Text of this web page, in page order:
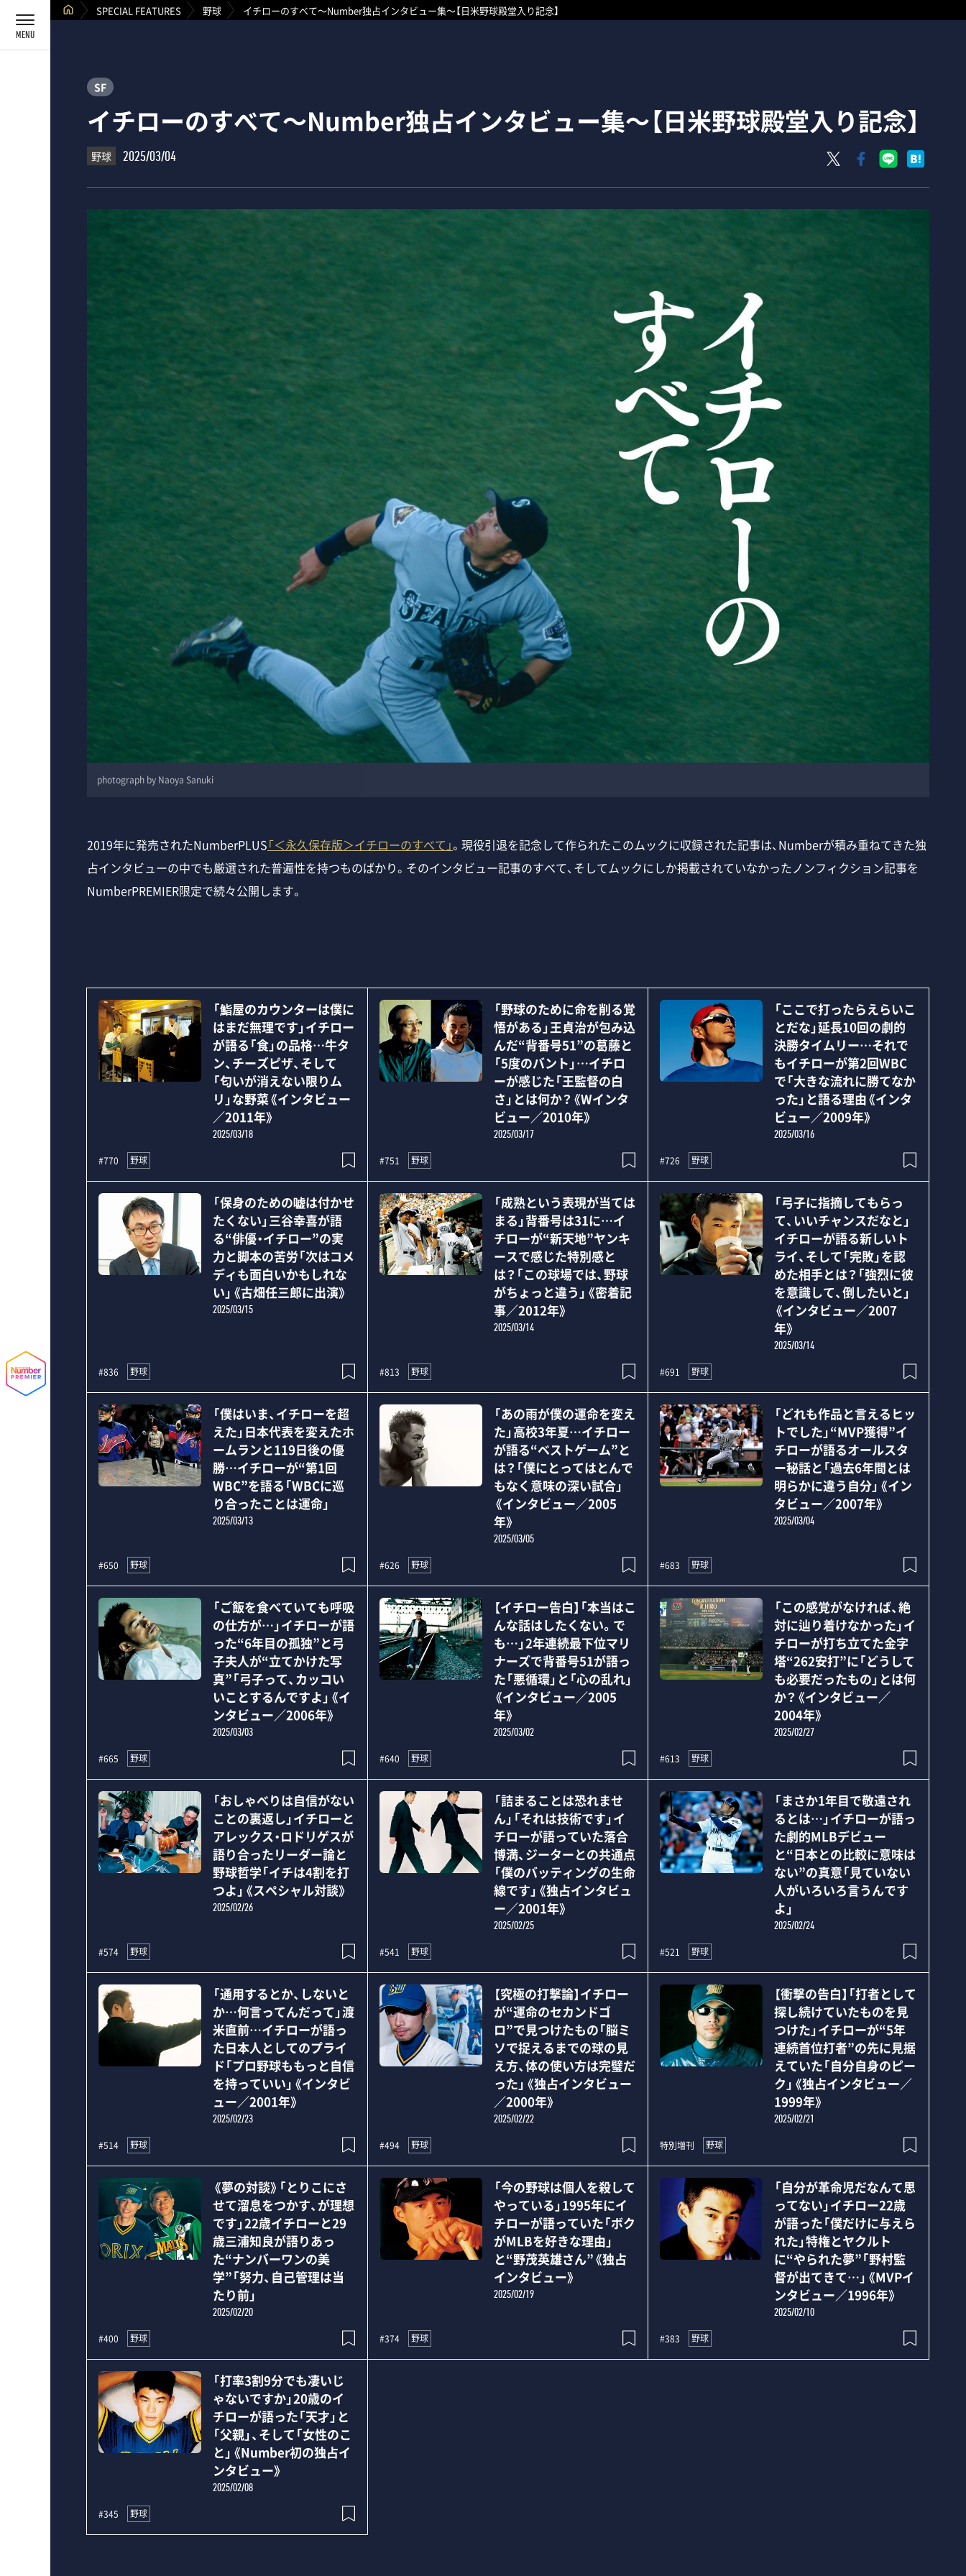
SPECIAL FEATURES 野球 イチローのすべて～Number独占インタビュー集～【日米野球殿堂入り記念】
SF
イチローのすべて～Number独占インタビュー集～【日米野球殿堂入り記念】
野球 2025/03/04
photograph by Naoya Sanuki
2019年に発売されたNumberPLUS「＜永久保存版＞イチローのすべて」。現役引退を記念して作られたこのムックに収録された記事は、Numberが積み重ねてきた独
占インタビューの中でも厳選された普遍性を持つものばかり。そのインタビュー記事のすべて、そしてムックにしか掲載されていなかったノンフィクション記事を
NumberPREMIER限定で続々公開します。
「鮨屋のカウンターは僕に
はまだ無理です」イチロー
が語る「食」の品格…牛タ
ン、チーズピザ、そして
「匂いが消えない限りム
リ」な野菜《インタビュー
／2011年》
2025/03/18
#770 野球
「野球のために命を削る覚
悟がある」王貞治が包み込
んだ“背番号51”の葛藤と
「5度のバント」…イチロ
ーが感じた「王監督の白
さ」とは何か？《Wインタ
ビュー／2010年》
2025/03/17
#751 野球
「ここで打ったらえらいこ
とだな」延長10回の劇的
決勝タイムリー…それで
もイチローが第2回WBC
で「大きな流れに勝てなか
った」と語る理由《インタ
ビュー／2009年》
2025/03/16
#726 野球
「保身のための嘘は付かせ
たくない」三谷幸喜が語
る“俳優・イチロー”の実
力と脚本の苦労「次はコメ
ディも面白いかもしれな
い」《古畑任三郎に出演》
2025/03/15
#836 野球
「成熟という表現が当ては
まる」背番号は31に…イ
チローが“新天地”ヤンキ
ースで感じた特別感と
は？「この球場では、野球
がちょっと違う」《密着記
事／2012年》
2025/03/14
#813 野球
「弓子に指摘してもらっ
て、いいチャンスだなと」
イチローが語る新しいト
ライ、そして「完敗」を認
めた相手とは？「強烈に彼
を意識して、倒したいと」
《インタビュー／2007
年》
2025/03/14
#691 野球
「僕はいま、イチローを超
えた」日本代表を変えたホ
ームランと119日後の優
勝…イチローが“第1回
WBC”を語る「WBCに巡
り合ったことは運命」
2025/03/13
#650 野球
「あの雨が僕の運命を変え
た」高校3年夏…イチロー
が語る“ベストゲーム”と
は？「僕にとってはとんで
もなく意味の深い試合」
《インタビュー／2005
年》
2025/03/05
#626 野球
「どれも作品と言えるヒッ
トでした」“MVP獲得”イ
チローが語るオールスタ
ー秘話と「過去6年間とは
明らかに違う自分」《イン
タビュー／2007年》
2025/03/04
#683 野球
「ご飯を食べていても呼吸
の仕方が…」イチローが語
った“6年目の孤独”と弓
子夫人が“立てかけた写
真”「弓子って、カッコい
いことするんですよ」《イ
ンタビュー／2006年》
2025/03/03
#665 野球
【イチロー告白】「本当はこ
んな話はしたくない。で
も…」2年連続最下位マリ
ナーズで背番号51が語っ
た「悪循環」と「心の乱れ」
《インタビュー／2005
年》
2025/03/02
#640 野球
「この感覚がなければ、絶
対に辿り着けなかった」イ
チローが打ち立てた金字
塔“262安打”に「どうして
も必要だったもの」とは何
か？《インタビュー／
2004年》
2025/02/27
#613 野球
「おしゃべりは自信がない
ことの裏返し」イチローと
アレックス・ロドリゲスが
語り合ったリーダー論と
野球哲学「イチは4割を打
つよ」《スペシャル対談》
2025/02/26
#574 野球
「詰まることは恐れませ
ん」「それは技術です」イ
チローが語っていた落合
博満、ジーターとの共通点
「僕のバッティングの生命
線です」《独占インタビュ
ー／2001年》
2025/02/25
#541 野球
「まさか1年目で敬遠され
るとは…」イチローが語っ
た劇的MLBデビュー
と“日本との比較に意味は
ない”の真意「見ていない
人がいろいろ言うんです
よ」
2025/02/24
#521 野球
「通用するとか、しないと
か…何言ってんだって」渡
米直前…イチローが語っ
た日本人としてのプライ
ド「プロ野球ももっと自信
を持っていい」《インタビ
ュー／2001年》
2025/02/23
#514 野球
【究極の打撃論】イチロー
が“運命のセカンドゴ
ロ”で見つけたもの「脳ミ
ソで捉えるまでの球の見
え方、体の使い方は完璧だ
った」《独占インタビュー
／2000年》
2025/02/22
#494 野球
【衝撃の告白】「打者として
探し続けていたものを見
つけた」イチローが“5年
連続首位打者”の先に見据
えていた「自分自身のピー
ク」《独占インタビュー／
1999年》
2025/02/21
特別増刊 野球
《夢の対談》「とりこにさ
せて溜息をつかす、が理想
です」22歳イチローと29
歳三浦知良が語りあっ
た“ナンバーワンの美
学”「努力、自己管理は当
たり前」
2025/02/20
#400 野球
「今の野球は個人を殺して
やっている」1995年にイ
チローが語っていた「ボク
がMLBを好きな理由」
と“野茂英雄さん”《独占
インタビュー》
2025/02/19
#374 野球
「自分が革命児だなんて思
ってない」イチロー22歳
が語った「僕だけに与えら
れた」特権とヤクルト
に“やられた夢”「野村監
督が出てきて…」《MVPイ
ンタビュー／1996年》
2025/02/10
#383 野球
「打率3割9分でも凄いじ
ゃないですか」20歳のイ
チローが語った「天才」と
「父親」、そして「女性のこ
と」《Number初の独占イ
ンタビュー》
2025/02/08
#345 野球